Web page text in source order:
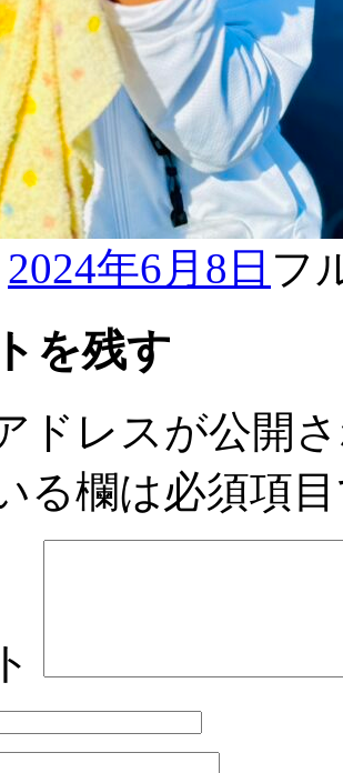
2024年6月8日 フ
を残す
ドレスが公開
る欄は必須項